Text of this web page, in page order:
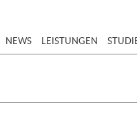
NEWS LEISTUNGEN